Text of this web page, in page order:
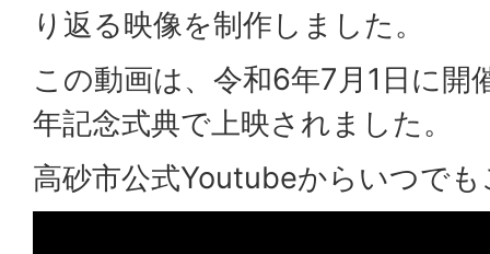
り返る映像を制作しました。
この動画は、令和6年7月1日に開
年記念式典で上映されました。
高砂市公式Youtubeからいつで